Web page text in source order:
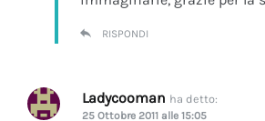
RISPONDI
Ladycooman ha detto:
25 Ottobre 2011 alle 15:05